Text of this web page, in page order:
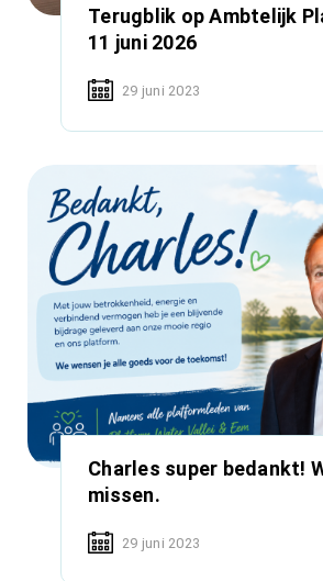
Terugblik op Ambtelijk
11 juni 2026
29 juni 2023
Charles super bedankt!
missen.
29 juni 2023